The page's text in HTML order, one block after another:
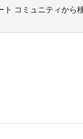
コミュニティから